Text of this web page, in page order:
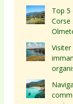
Top 5
Corse